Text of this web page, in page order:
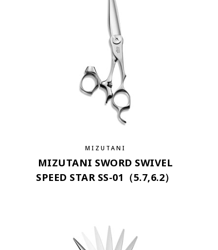
MIZUTANI
MIZUTANI SWORD SWIVEL
SPEED STAR SS-01（5.7,6.2）